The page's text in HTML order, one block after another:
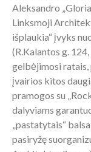
Aleksandro
Linksmoji
išplaukia“ įvyks
(R.Kalantos g.
gelbėjimosi
įvairios kitos
pramogos su
dalyviams
„pastatytais“
pasiryžę